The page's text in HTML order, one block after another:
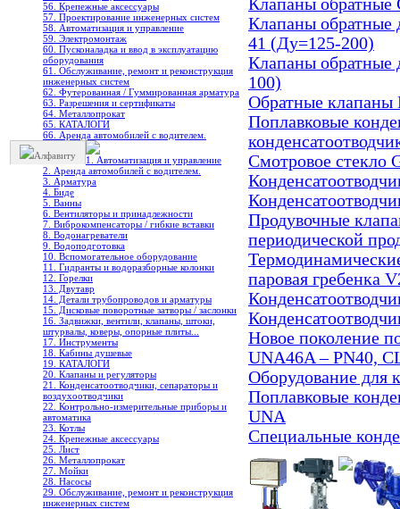
56. Крепежные аксессуары
57. Проектирование инженерных систем
58. Автоматизация и управление
59. Электромонтаж
60. Пусконаладка и ввод в эксплуатацию
оборудования
61. Обслуживание, ремонт и реконструкция
инженерных систем
62. Футерованная / Гуммированная арматура
63. Разрешения и сертификаты
64. Металлопрокат
65. КАТАЛОГИ
66. Аренда автомобилей с водителем.
Алфавиту
1. Автоматизация и управление
2. Аренда автомобилей с водителем.
3. Арматура
4. Биде
5. Ванны
6. Вентиляторы и принадлежности
7. Виброкомпенсаторы / гибкие вставки
8. Водонагреватели
9. Водоподготовка
10. Вспомогательное оборудование
11. Гидранты и водоразборные колонки
12. Горелки
13. Двутавр
14. Детали трубопроводов и арматуры
15. Дисковые поворотные затворы / заслонки
16. Задвижки, вентили, клапаны, штоки,
штурвалы, коверы, опорные плиты...
17. Инструменты
18. Кабины душевые
19. КАТАЛОГИ
20. Клапаны и регуляторы
21. Конденсатоотводчики, сепараторы и
воздухоотводчики
22. Контрольно-измерительные приборы и
автоматика
23. Котлы
24. Крепежные аксессуары
25. Лист
26. Металлопрокат
27. Мойки
28. Насосы
29. Обслуживание, ремонт и реконструкция
инженерных систем
Клапаны обратные
Клапаны обратные
41 (Ду=125-200)
Клапаны
100)
Обратные клапаны
Поплавковые
Смотровое стекло
Продувочные
периодической
паровая гребенка
Новое поколение
UNA46A – PN40,
Оборудование для
Поплавковые
UNA
Специальные